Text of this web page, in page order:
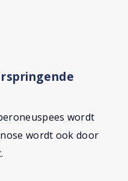
wordt
wordt ook door